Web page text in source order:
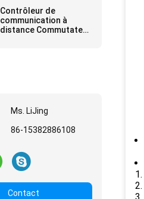
mm Gravure pour
dispositif de
commande
Contrôleur de
communication à
distance Commutateur
Ms. LiJing
86-15382886108
Contact